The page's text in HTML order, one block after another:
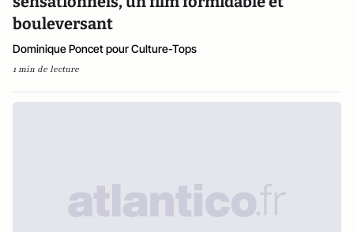
bouleversant
Dominique Poncet pour Culture-Tops
1 min de lecture